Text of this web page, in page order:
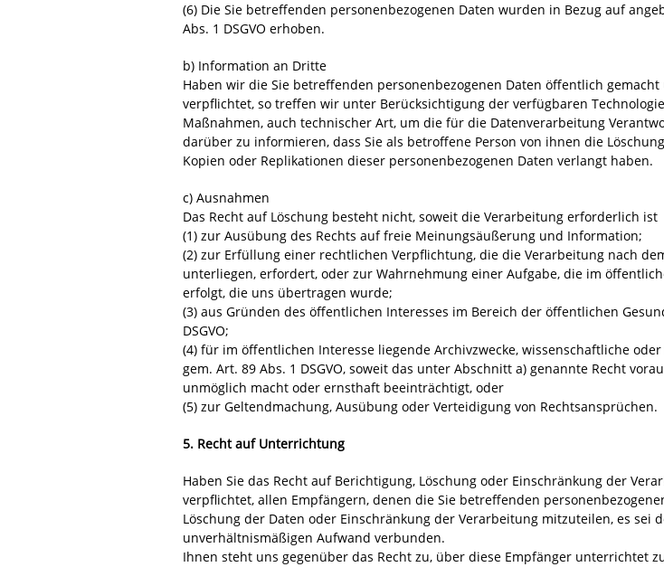
(6) Die Sie betreffenden personenbezogenen Daten wurden in Bezug auf
Abs. 1 DSGVO erhoben.
b) Information an Dritte
Haben wir die Sie betreffenden personenbezogenen Daten öffentlich
verpflichtet, so treffen wir unter Berücksichtigung der verfügbaren
Maßnahmen, auch technischer Art, um die für die Datenverarbeitung
darüber zu informieren, dass Sie als betroffene Person von ihnen die
Kopien oder Replikationen dieser personenbezogenen Daten verlangt haben.
c) Ausnahmen
Das Recht auf Löschung besteht nicht, soweit die Verarbeitung erforderlich ist
(1) zur Ausübung des Rechts auf freie Meinungsäußerung und Information;
(2) zur Erfüllung einer rechtlichen Verpflichtung, die die Verarbeitung nach
unterliegen, erfordert, oder zur Wahrnehmung einer Aufgabe, die im
erfolgt, die uns übertragen wurde;
(3) aus Gründen des öffentlichen Interesses im Bereich der öffentlichen
DSGVO;
(4) für im öffentlichen Interesse liegende Archivzwecke, wissenschaftliche
gem. Art. 89 Abs. 1 DSGVO, soweit das unter Abschnitt a) genannte Recht
unmöglich macht oder ernsthaft beeinträchtigt, oder
(5) zur Geltendmachung, Ausübung oder Verteidigung von Rechtsansprüchen.
5. Recht auf Unterrichtung
Haben Sie das Recht auf Berichtigung, Löschung oder Einschränkung der
verpflichtet, allen Empfängern, denen die Sie betreffenden
Löschung der Daten oder Einschränkung der Verarbeitung mitzuteilen, es
unverhältnismäßigen Aufwand verbunden.
Ihnen steht uns gegenüber das Recht zu, über diese Empfänger unterrichtet